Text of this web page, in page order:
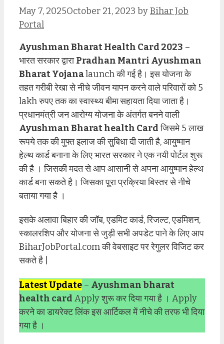
May 7, 2025October 21, 2023 byBihar Job
Portal
Ayushman Bharat Health Card 2023 –
भारत सरकार द्वाराPradhan Mantri Ayushman
Bharat Yojanalaunch की गई है। इस योजना के
तहत गरीबी रेखा से नीचे जीवन यापन करने वाले परिवारों को 5
lakh रुपए तक का स्वास्थ्य बीमासहायता दिया जाता है।
प्रधानमंत्री जन आरोग्य योजना के अंतर्गत बनने वाली
Ayushman Bharathealth Cardजिसमे 5 लाख
रूपये तक की मुफ्त इलाज की सुबिधा दी जाती है, आयुष्मान
हेल्थ कार्ड बनाना के लिए भारत सरकार ने एक नयी पोर्टल शुरू
की है । जिसकी मदत से आप आसानी से अपना आयुष्मान हेल्थ
कार्ड बना सकते है। जिसका पूरा प्रक्रिया बिस्तर से नीचे
बताया गया है ।
इसके अलावा बिहार की जॉब, एडमिट कार्ड, रिजल्ट, एडमिशन,
स्कालरशिप और योजना से जुड़ी सभी अपडेट पाने के लिए आप
BiharJobPortal.com की वेबसाइट पर रेगुलर विजिट कर
सकते है |
Latest Update – Ayushman bharat
health card Apply शुरू कर दिया गया है । Apply
करने का डायरेक्ट लिंक इस आर्टिकल में नीचे की तरफ भी दिया
गया है ।